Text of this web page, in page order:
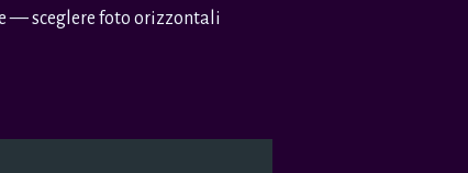
— sceglere foto orizzontali